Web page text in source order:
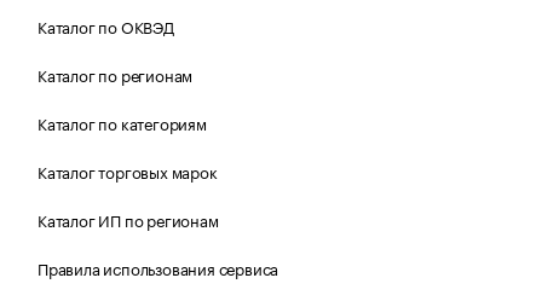
Каталог по ОКВЭД
Каталог по регионам
Каталог по категориям
Каталог торговых марок
Каталог ИП по регионам
Правила использования сервиса